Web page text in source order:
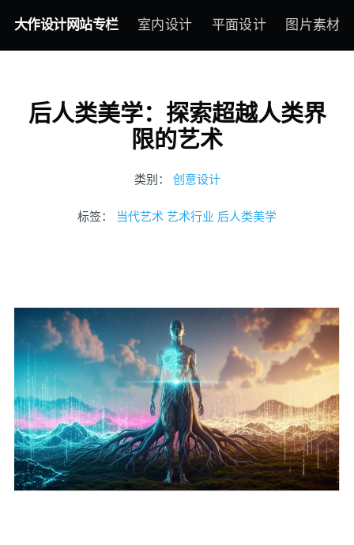
大作设计网站专栏 室内设计 平面设计 图片素材
后人类美学：探索超越人类界
限的艺术
类别： 创意设计
标签： 当代艺术 艺术行业 后人类美学